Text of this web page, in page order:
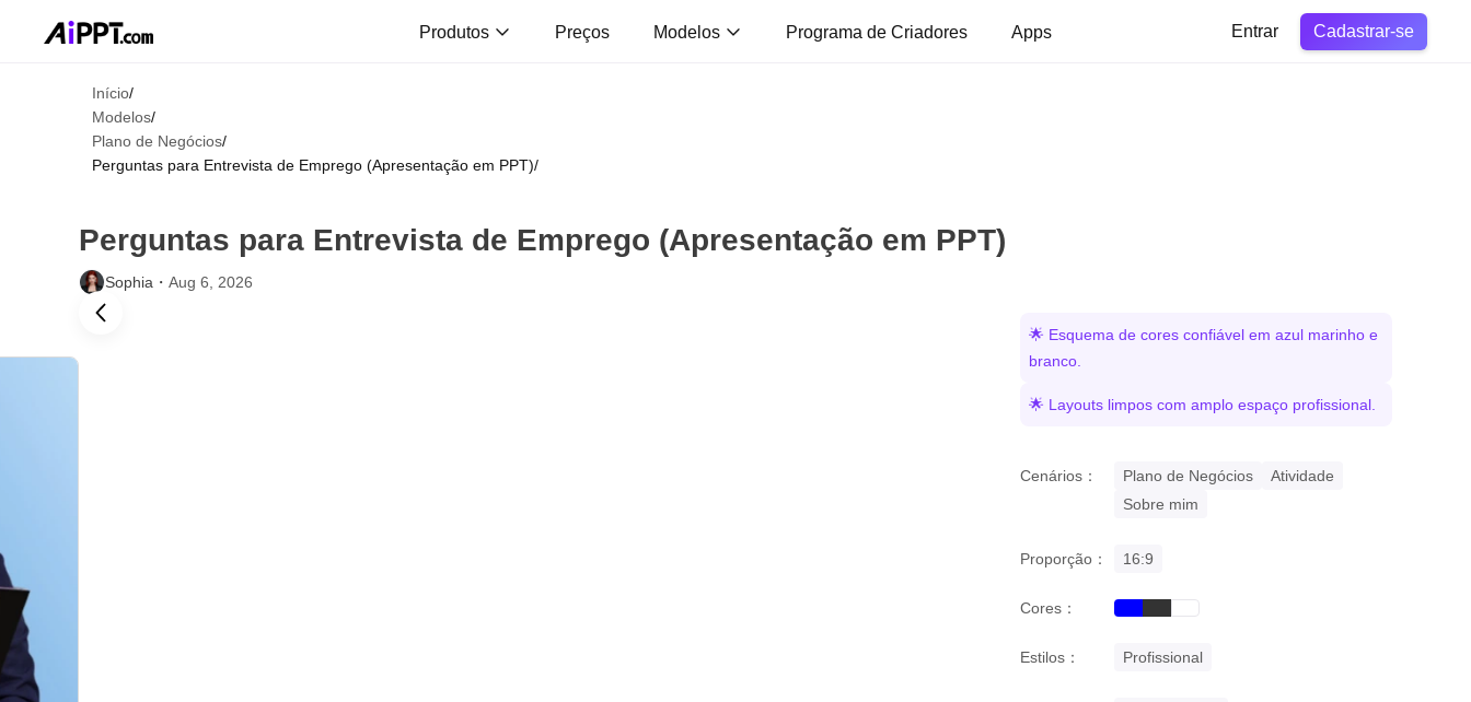
Produtos Preços Modelos Programa de Criadores Apps Entrar Cadastrar-se
Início/
Modelos/
Plano de Negócios/
Perguntas para Entrevista de Emprego (Apresentação em PPT)/
Perguntas para Entrevista de Emprego (Apresentação em PPT)
Sophia・ Aug 6, 2026
🌟 Esquema de cores confiável em azul marinho e
branco.
🌟 Layouts limpos com amplo espaço profissional.
Cenários： Plano de Negócios
Atividade
Sobre mim
Proporção： 16:9
Cores： blueblackwhite
Estilos： Profissional